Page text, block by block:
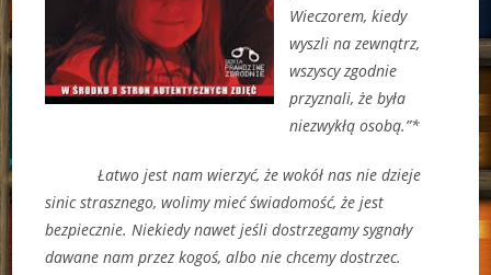
Wieczorem, kiedy
wyszli na zewnątrz,
wszyscy zgodnie
przyznali, że była
niezwykłą osobą.”*
Łatwo jest nam wierzyć, że wokół nas nie dzieje
sinic strasznego, wolimy mieć świadomość, że jest
bezpiecznie. Niekiedy nawet jeśli dostrzegamy sygnały
dawane nam przez kogoś, albo nie chcemy dostrzec.